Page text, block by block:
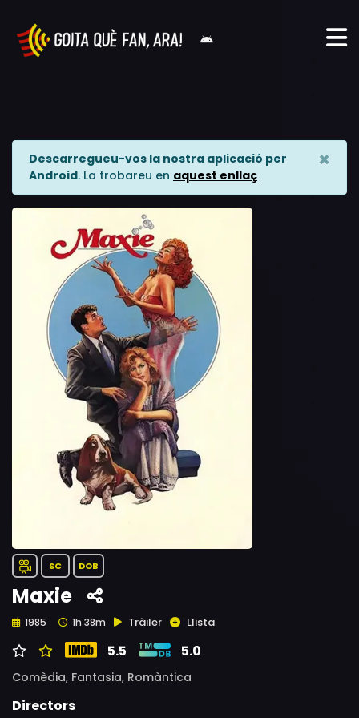
Descarregueu-vos la nostra aplicació per
Android. La trobareu en aquest enllaç
×
SC DOB
Maxie
1985 1h 38m Tràiler Llista
5.5 5.0
Comèdia, Fantasia, Romàntica
Directors